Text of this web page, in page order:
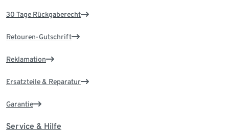
30 Tage Rückgaberecht
Retouren-Gutschrift
Reklamation
Ersatzteile & Reparatur
Garantie
Service & Hilfe